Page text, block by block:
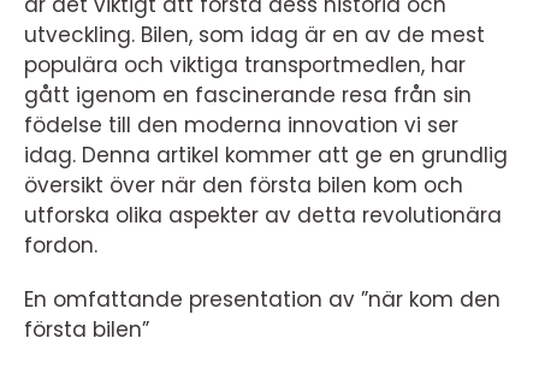
utveckling. Bilen, som idag är en av de mest
populära och viktiga transportmedlen, har
gått igenom en fascinerande resa från sin
födelse till den moderna innovation vi ser
idag. Denna artikel kommer att ge en grundlig
översikt över när den första bilen kom och
utforska olika aspekter av detta revolutionära
fordon.
En omfattande presentation av ”när kom den
första bilen”